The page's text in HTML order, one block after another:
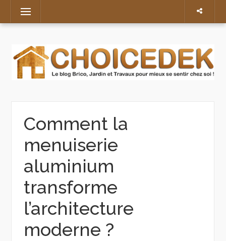
content
Menu
Comment la
menuiserie
aluminium
transforme
l’architecture
moderne ?